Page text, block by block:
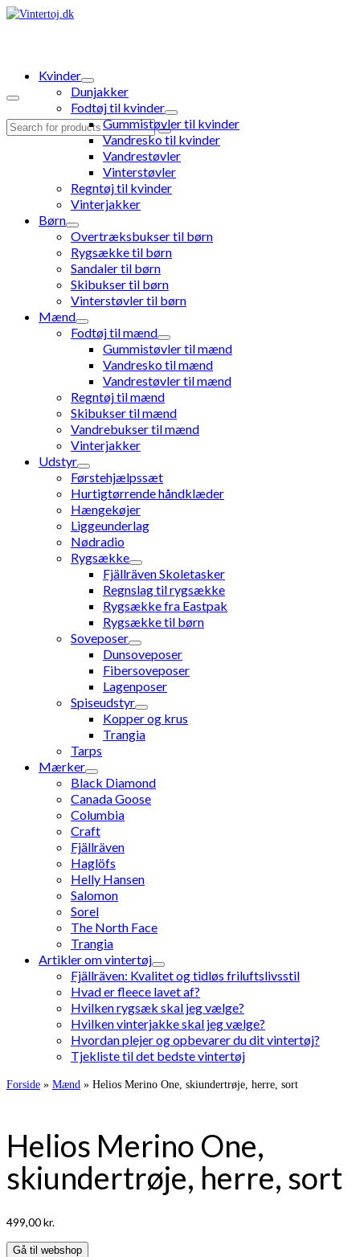
Search
Kvinder
Dunjakker
Fodtøj til kvinder
Gummistøvler til kvinder
Vandresko til kvinder
Vandrestøvler
Vinterstøvler
Regntøj til kvinder
Vinterjakker
Børn
Overtræksbukser til børn
Rygsække til børn
Sandaler til børn
Skibukser til børn
Vinterstøvler til børn
Mænd
Fodtøj til mænd
Gummistøvler til mænd
Vandresko til mænd
Vandrestøvler til mænd
Regntøj til mænd
Skibukser til mænd
Vandrebukser til mænd
Vinterjakker
Udstyr
Førstehjælpssæt
Hurtigtørrende håndklæder
Hængekøjer
Liggeunderlag
Nødradio
Rygsække
Fjällräven Skoletasker
Regnslag til rygsække
Rygsække fra Eastpak
Rygsække til børn
Soveposer
Dunsoveposer
Fibersoveposer
Lagenposer
Spiseudstyr
Kopper og krus
Trangia
Tarps
Mærker
Black Diamond
Canada Goose
Columbia
Craft
Fjällräven
Haglöfs
Helly Hansen
Salomon
Sorel
The North Face
Trangia
Artikler om vintertøj
Fjällräven: Kvalitet og tidløs friluftslivsstil
Hvad er fleece lavet af?
Hvilken rygsæk skal jeg vælge?
Hvilken vinterjakke skal jeg vælge?
Hvordan plejer og opbevarer du dit vintertøj?
Tjekliste til det bedste vintertøj
Forside » Mænd » Helios Merino One, skiundertrøje, herre, sort
Helios Merino One,
skiundertrøje, herre, sort
499,00kr.
Gå til webshop